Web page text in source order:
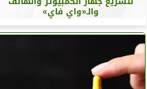
والـ«واي فاي»